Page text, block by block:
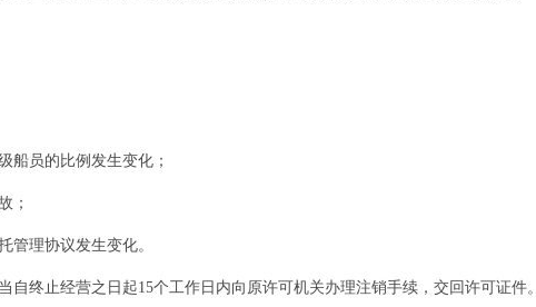
员的比例发生变化；
；
理协议发生变化。
止经营之日起15个工作日内向原许可机关办理注销手续，交回许可证件。